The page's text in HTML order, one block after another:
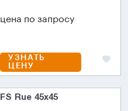
цена по запросу
УЗНАТЬ
ЦЕНУ
FS Rue 45x45